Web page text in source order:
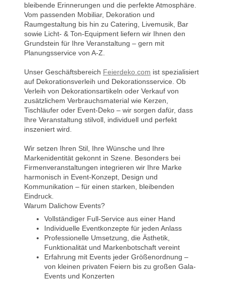
bleibende Erinnerungen und die perfekte Atmosphäre.
Vom passenden Mobiliar, Dekoration und
Raumgestaltung bis hin zu Catering, Livemusik, Bar
sowie Licht- & Ton-Equipment liefern wir Ihnen den
Grundstein für Ihre Veranstaltung – gern mit
Planungsservice von A-Z.
Unser Geschäftsbereich Feierdeko.com ist spezialisiert
auf Dekorationsverleih und Dekorationsservice. Ob
Verleih von Dekorationsartikeln oder Verkauf von
zusätzlichem Verbrauchsmaterial wie Kerzen,
Tischläufer oder Event-Deko – wir sorgen dafür, dass
Ihre Veranstaltung stilvoll, individuell und perfekt
inszeniert wird.
Wir setzen Ihren Stil, Ihre Wünsche und Ihre
Markenidentität gekonnt in Szene. Besonders bei
Firmenveranstaltungen integrieren wir Ihre Marke
harmonisch in Event-Konzept, Design und
Kommunikation – für einen starken, bleibenden
Eindruck.
Warum Dalichow Events?
Vollständiger Full-Service aus einer Hand
Individuelle Eventkonzepte für jeden Anlass
Professionelle Umsetzung, die Ästhetik,
Funktionalität und Markenbotschaft vereint
Erfahrung mit Events jeder Größenordnung –
von kleinen privaten Feiern bis zu großen Gala-
Events und Konzerten